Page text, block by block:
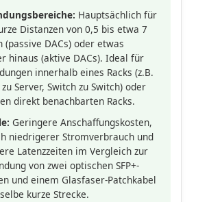
Hauptsächlich für
Distanzen von 0,5 bis etwa 7
(passive DACs) oder etwas
hinaus (aktive DACs). Ideal für
innerhalb eines Racks (z.B.
Server, Switch zu Switch) oder
direkt benachbarten Racks.
Geringere Anschaffungskosten,
niedrigerer Stromverbrauch und
Latenzzeiten im Vergleich zur
von zwei optischen SFP+-
und einem Glasfaser-Patchkabel
kurze Strecke.